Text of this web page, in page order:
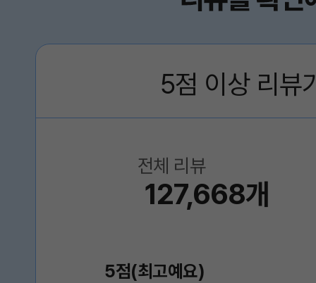
5점 이상 리뷰
전체 리뷰
127,668개
5점(최고예요)